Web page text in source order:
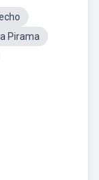
Pirama